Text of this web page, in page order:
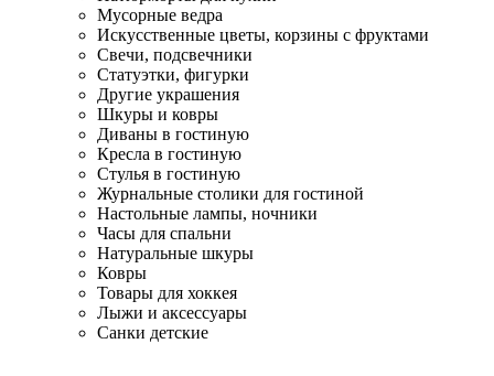
Мусорные ведра
Искусственные цветы, корзины с фруктами
Свечи, подсвечники
Статуэтки, фигурки
Другие украшения
Шкуры и ковры
Диваны в гостиную
Кресла в гостиную
Стулья в гостиную
Журнальные столики для гостиной
Настольные лампы, ночники
Часы для спальни
Натуральные шкуры
Ковры
Товары для хоккея
Лыжи и аксессуары
Санки детские